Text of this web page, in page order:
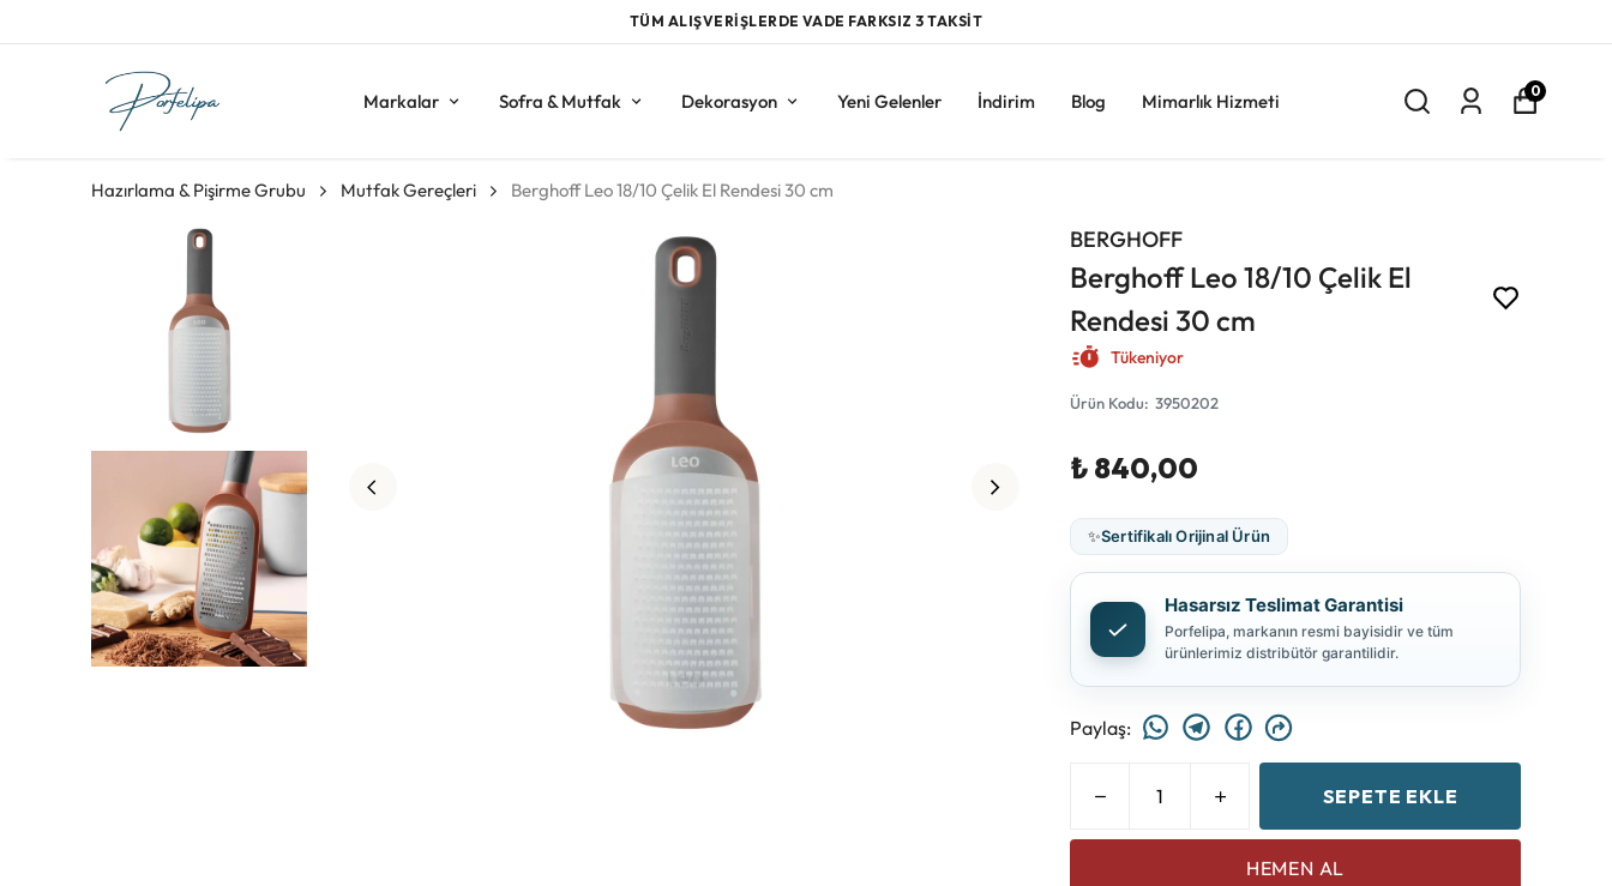
TÜM ALIŞVERİŞLERDE VADE FARKSIZ 3 TAKSİT
Markalar Sofra & Mutfak Dekorasyon Yeni Gelenler İndirim Blog Mimarlık Hizmeti 0
Hazırlama & Pişirme Grubu Mutfak Gereçleri Berghoff Leo 18/10 Çelik El Rendesi 30 cm
BERGHOFF
Berghoff Leo 18/10 Çelik El
Rendesi 30 cm
Tükeniyor
Ürün Kodu: 3950202
₺ 840,00
✨Sertifikalı Orijinal Ürün
Hasarsız Teslimat Garantisi
Porfelipa, markanın resmi bayisidir ve tüm
ürünlerimiz distribütör garantilidir.
Paylaş:
SEPETE EKLE
HEMEN AL